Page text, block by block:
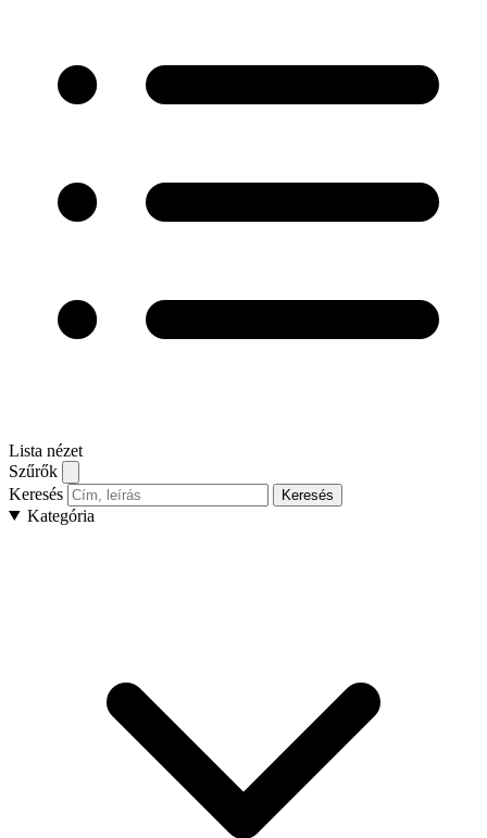
Lista nézet
Szűrők
Keresés
Keresés
Kategória